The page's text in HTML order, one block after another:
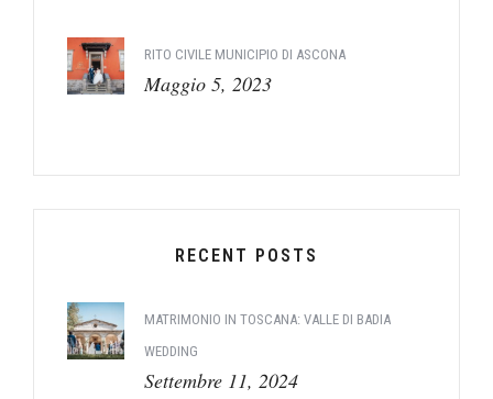
RITO CIVILE MUNICIPIO DI ASCONA
Maggio 5, 2023
RECENT POSTS
MATRIMONIO IN TOSCANA: VALLE DI BADIA
WEDDING
Settembre 11, 2024